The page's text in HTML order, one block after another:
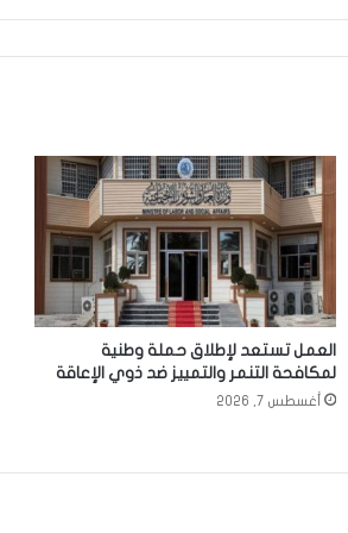
العمل تستعد لإطلاق حملة وطنية
لمكافحة التنمر والتمييز ضد ذوي الإعاقة
أغسطس 7, 2026